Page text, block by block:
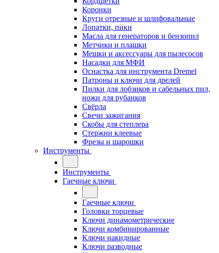
Коронки
Круги отрезные и шлифовальные
Лопатки, пики
Масла для генераторов и бензопил
Метчики и плашки
Мешки и аксессуары для пылесосов
Насадки для МФИ
Оснастка для инструмента Dremel
Патроны и ключи для дрелей
Пилки для лобзиков и сабельных пил,
ножи для рубанков
Свёрла
Свечи зажигания
Скобы для степлера
Стержни клеевые
Фрезы и шарошки
Инструменты
Инструменты
Гаечные ключи
Гаечные ключи
Головки торцевые
Ключи динамометрические
Ключи комбинированные
Ключи накидные
Ключи разводные